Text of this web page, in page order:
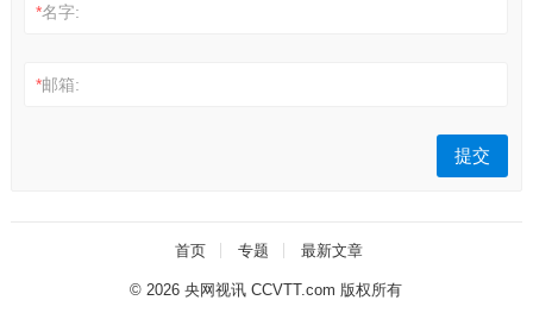
*名字:
*邮箱:
首页 专题 最新文章
© 2026央网视讯 CCVTT.com 版权所有